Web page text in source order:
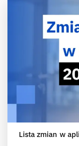
Lista zmian w